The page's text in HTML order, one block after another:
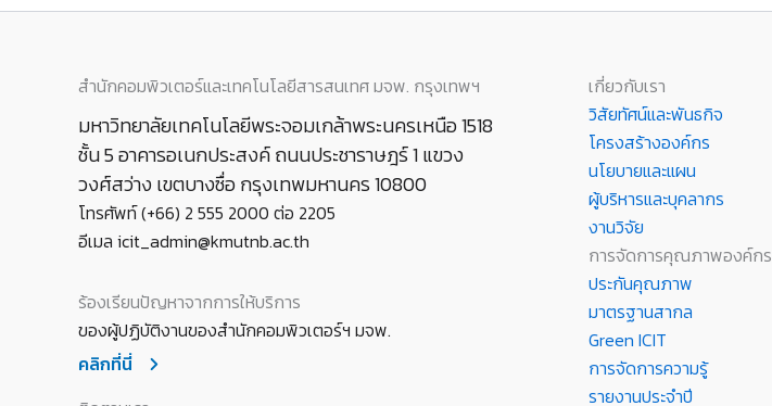
สำนักคอมพิวเตอร์และเทคโนโลยีสารสนเทศ มจพ. กรุงเทพฯ
มหาวิทยาลัยเทคโนโลยีพระจอมเกล้าพระนครเหนือ 1518
ชั้น 5 อาคารอเนกประสงค์ ถนนประชาราษฎร์ 1 แขวง
วงศ์สว่าง เขตบางซื่อ กรุงเทพมหานคร 10800
โทรศัพท์ (+66) 2 555 2000 ต่อ 2205
อีเมล icit_admin@kmutnb.ac.th
ร้องเรียนปัญหาจากการให้บริการ
ของผู้ปฏิบัติงานของสำนักคอมพิวเตอร์ฯ มจพ.
คลิกที่นี่
เกี่ยวกับเรา
วิสัยทัศน์และพันธกิจ
โครงสร้างองค์กร
นโยบายและแผน
ผู้บริหารและบุคลากร
งานวิจัย
การจัดการคุณภาพองค์กร
ประกันคุณภาพ
มาตรฐานสากล
Green ICIT
การจัดการความรู้
รายงานประจำปี